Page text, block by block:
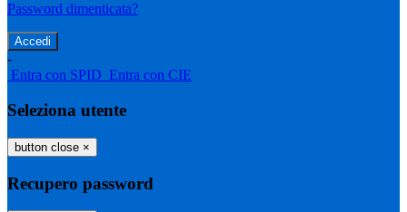
Password dimenticata?
-
Entra con SPID Entra con CIE
Seleziona utente
button close ×
Recupero password